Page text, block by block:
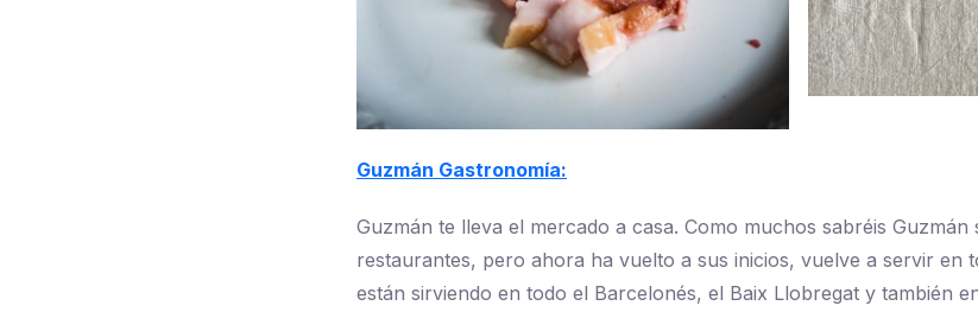
Guzmán Gastronomía:
Guzmán te lleva el mercado a casa. Como muchos sabréis
restaurantes, pero ahora ha vuelto a sus inicios, vuelve a servir en
están sirviendo en todo el Barcelonés, el Baix Llobregat y también